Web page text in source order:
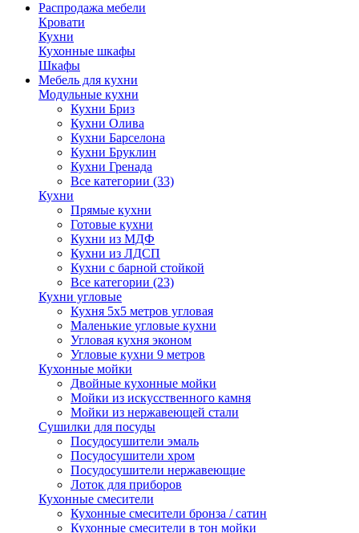
Распродажа мебели
Кровати
Кухни
Кухонные шкафы
Шкафы
Мебель для кухни
Модульные кухни
Кухни Бриз
Кухни Олива
Кухни Барселона
Кухни Бруклин
Кухни Гренада
Все категории (33)
Кухни
Прямые кухни
Готовые кухни
Кухни из МДФ
Кухни из ЛДСП
Кухни с барной стойкой
Все категории (23)
Кухни угловые
Кухня 5х5 метров угловая
Маленькие угловые кухни
Угловая кухня эконом
Угловые кухни 9 метров
Кухонные мойки
Двойные кухонные мойки
Мойки из искусственного камня
Мойки из нержавеющей стали
Сушилки для посуды
Посудосушители эмаль
Посудосушители хром
Посудосушители нержавеющие
Лоток для приборов
Кухонные смесители
Кухонные смесители бронза / сатин
Кухонные смесители в тон мойки